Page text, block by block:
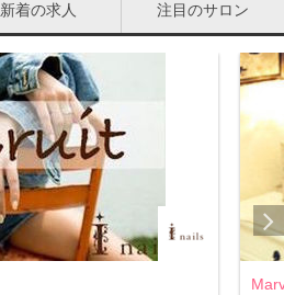
新着の求人 注目のサロン